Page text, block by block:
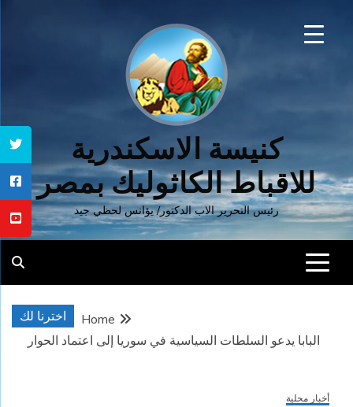
كنيسة الاسكندرية
للاقباط الكاثوليك بمصر
رئيس التحرير الاب الدكتور/ يؤانس لحظي جيد
اخترنا لك
Home
البابا يدعو السلطات السياسية في سوريا إلى اعتماد الحوار
أخبار محلية